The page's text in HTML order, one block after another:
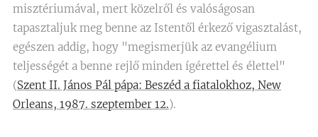
misztériumával, mert közelről és valóságosan
tapasztaljuk meg benne az Istentől érkező vigasztalást,
egészen addig, hogy "megismerjük az evangélium
teljességét a benne rejlő minden ígérettel és élettel"
(Szent II. János Pál pápa: Beszéd a fiatalokhoz, New
Orleans, 1987. szeptember 12.).